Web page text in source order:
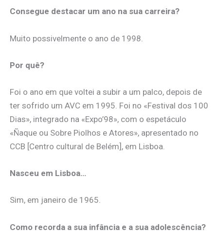
Consegue destacar um ano na sua carreira?
Muito possivelmente o ano de 1998.
Por quê?
Foi o ano em que voltei a subir a um palco, depois de
ter sofrido um AVC em 1995. Foi no «Festival dos 100
Dias», integrado na «Expo’98», com o espetáculo
«Ñaque ou Sobre Piolhos e Atores», apresentado no
CCB [Centro cultural de Belém], em Lisboa.
Nasceu em Lisboa…
Sim, em janeiro de 1965.
Como recorda a sua infância e a sua adolescência?